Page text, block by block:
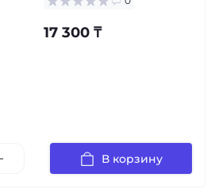
17 300 ₸
В корзину